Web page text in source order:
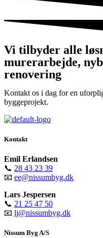
Vi tilbyder alle
murerarbejde,
renovering
Kontakt os i dag for en
byggeprojekt.
Kontakt
Emil Erlandsen
📞 28 43 23 39
📧 ee@nissumbyg.dk
Lars Jespersen
📞 21 25 47 50
📧 lj@nissumbyg.dk
Nissum Byg A/S